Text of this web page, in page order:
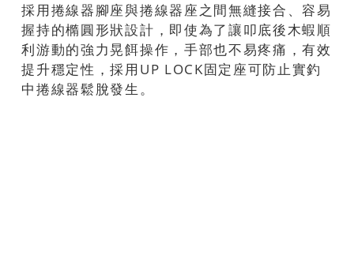
採用捲線器腳座與捲線器座之間無縫接合、容易
握持的橢圓形狀設計，即使為了讓叩底後木蝦順
利游動的強力晃餌操作，手部也不易疼痛，有效
提升穩定性，採用UP LOCK固定座可防止實釣
中捲線器鬆脫發生。